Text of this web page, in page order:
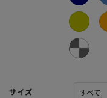
サイズ